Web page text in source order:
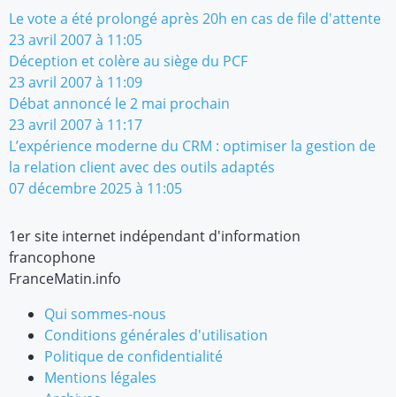
Le vote a été prolongé après 20h en cas de file d'attente
23 avril 2007 à 11:05
Déception et colère au siège du PCF
23 avril 2007 à 11:09
Débat annoncé le 2 mai prochain
23 avril 2007 à 11:17
L’expérience moderne du CRM : optimiser la gestion de
la relation client avec des outils adaptés
07 décembre 2025 à 11:05
1er site internet indépendant d'information
francophone
FranceMatin.info
Qui sommes-nous
Conditions générales d'utilisation
Politique de confidentialité
Mentions légales